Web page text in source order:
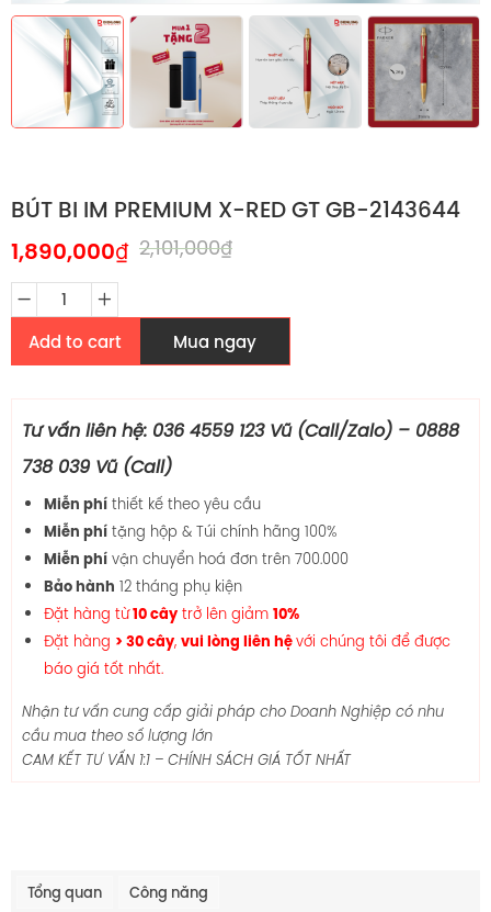
BÚT BI IM PREMIUM X-RED GT GB-2143644
2,101,000₫
1,890,000₫
Add to cart Mua ngay
Tư vấn liên hệ: 036 4559 123 Vũ (Call/Zalo) – 0888
738 039 Vũ (Call)
Miễn phí thiết kế theo yêu cầu
Miễn phí tặng hộp & Túi chính hãng 100%
Miễn phí vận chuyển hoá đơn trên 700.000
Bảo hành 12 tháng phụ kiện
Đặt hàng từ10 cây trở lên giảm 10%
Đặt hàng > 30 cây, vui lòng liên hệvới chúng tôi để được
báo giá tốt nhất.
Nhận tư vấn cung cấp giải pháp cho Doanh Nghiệp có nhu
cầu mua theo số lượng lớn
CAM KẾT TƯ VẤN 1:1 – CHÍNH SÁCH GIÁ TỐT NHẤT
Tổng quan Công năng